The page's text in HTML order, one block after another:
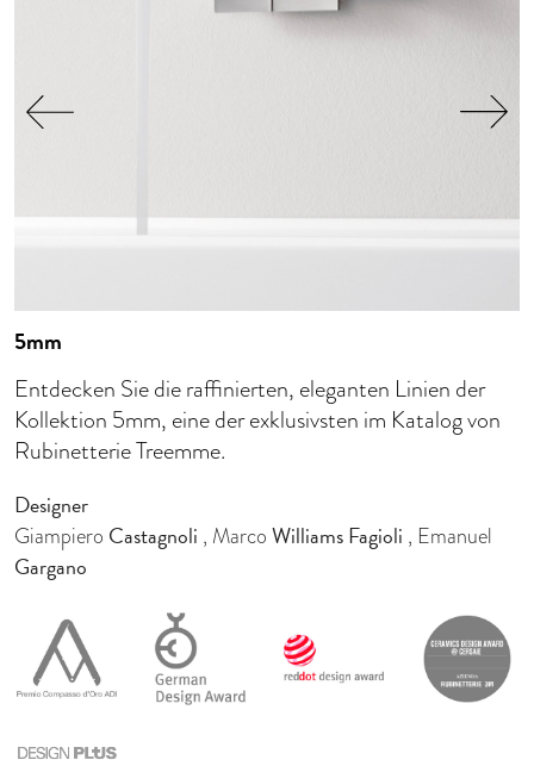
5mm
Entdecken Sie die raffinierten, eleganten Linien der
Kollektion 5mm, eine der exklusivsten im Katalog von
Rubinetterie Treemme.
Designer
Giampiero Castagnoli , Marco Williams Fagioli , Emanuel
Gargano